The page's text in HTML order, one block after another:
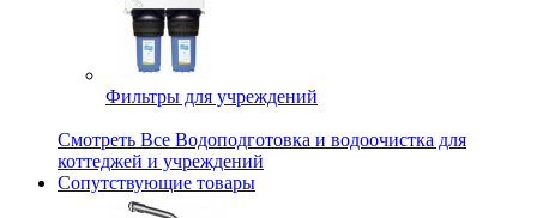
Фильтры для учреждений
Смотреть Все Водоподготовка и водоочистка для
коттеджей и учреждений
Сопутствующие товары